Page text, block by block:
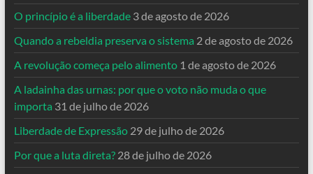
O princípio é a liberdade 3 de agosto de 2026
Quando a rebeldia preserva o sistema 2 de agosto de 2026
A revolução começa pelo alimento 1 de agosto de 2026
A ladainha das urnas: por que o voto não muda o que
importa 31 de julho de 2026
Liberdade de Expressão 29 de julho de 2026
Por que a luta direta? 28 de julho de 2026